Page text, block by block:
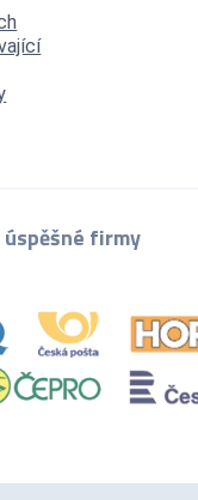
firmy